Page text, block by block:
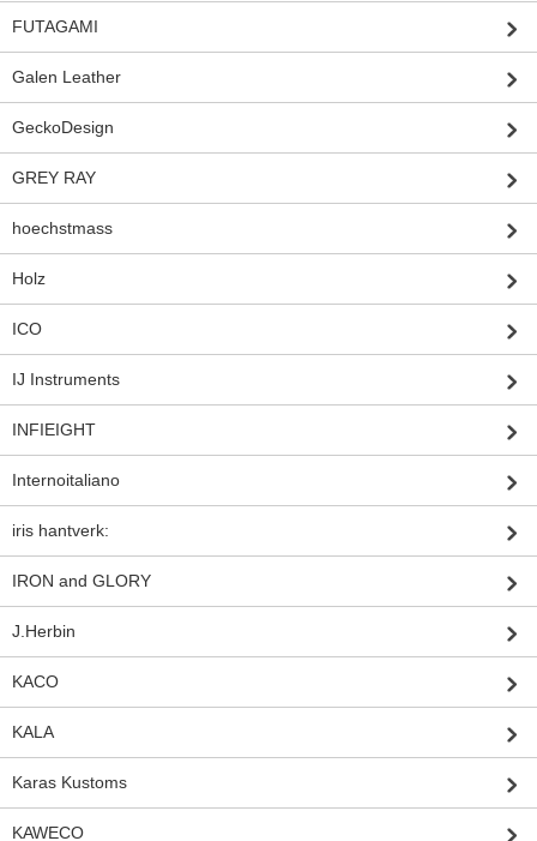
FUTAGAMI
Galen Leather
GeckoDesign
GREY RAY
hoechstmass
Holz
ICO
IJ Instruments
INFIEIGHT
Internoitaliano
iris hantverk:
IRON and GLORY
J.Herbin
KACO
KALA
Karas Kustoms
KAWECO